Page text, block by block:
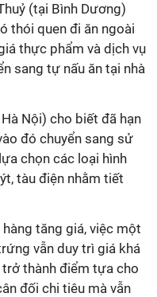
(tại Bình Dương)
thói quen đi ăn ngoài
thực phẩm và dịch vụ
sang tự nấu ăn tại nhà
Nội) cho biết đã hạn
đó chuyển sang sử
chọn các loại hình
tàu điện nhằm tiết
tăng giá, việc một
vẫn duy trì giá khá
thành điểm tựa cho
đối chi tiêu mà vẫn